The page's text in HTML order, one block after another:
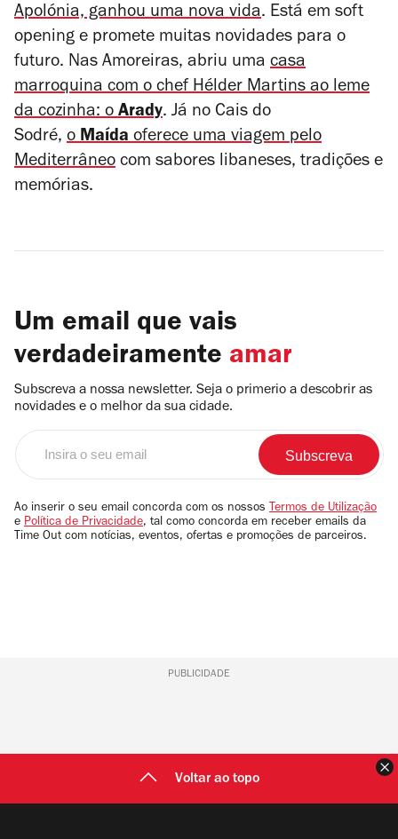
Apolónia, ganhou uma nova vida. Está em soft
opening e promete muitas novidades para o
futuro. Nas Amoreiras, abriu uma casa
marroquina com o chef Hélder Martins ao leme
da cozinha: oArady. Já no Cais do
Sodré, oMaída oferece uma viagem pelo
Mediterrâneo com sabores libaneses, tradições e
memórias.
Um email que vais
verdadeiramente amar
Subscreva a nossa newsletter. Seja o primerio a descobrir as
novidades e o melhor da sua cidade.
email
Ao inserir o seu email concorda com os nossos Termos de Utilização
e Política de Privacidade, tal como concorda em receber emails da
Time Out com notícias, eventos, ofertas e promoções de parceiros.
PUBLICIDADE
Voltar ao topo